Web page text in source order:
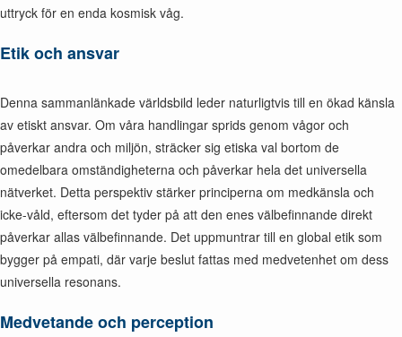
uttryck för en enda kosmisk våg.
Etik och ansvar
Denna sammanlänkade världsbild leder naturligtvis till en ökad känsla
av etiskt ansvar. Om våra handlingar sprids genom vågor och
påverkar andra och miljön, sträcker sig etiska val bortom de
omedelbara omständigheterna och påverkar hela det universella
nätverket. Detta perspektiv stärker principerna om medkänsla och
icke-våld, eftersom det tyder på att den enes välbefinnande direkt
påverkar allas välbefinnande. Det uppmuntrar till en global etik som
bygger på empati, där varje beslut fattas med medvetenhet om dess
universella resonans.
Medvetande och perception